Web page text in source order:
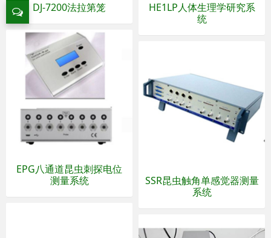
DJ-7200法拉第笼
HE1LP人体生理学研究系
统
EPG八通道昆虫刺探电位
测量系统
SSR昆虫触角单感觉器测量
系统